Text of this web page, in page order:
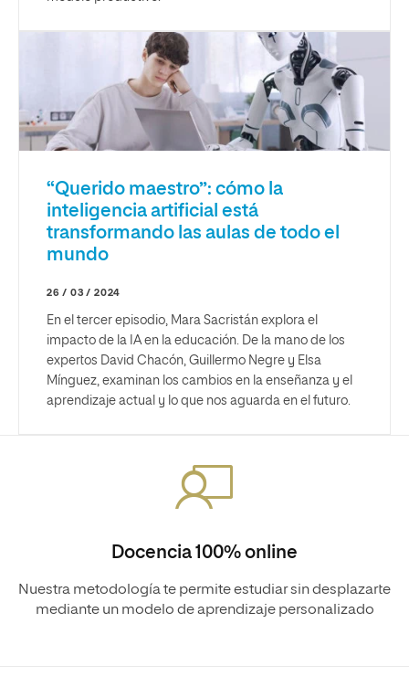
“Querido maestro”: cómo la
inteligencia artificial está
transformando las aulas de todo el
mundo
26 / 03 / 2024
En el tercer episodio, Mara Sacristán explora el
impacto de la IA en la educación. De la mano de los
expertos David Chacón, Guillermo Negre y Elsa
Mínguez, examinan los cambios en la enseñanza y el
aprendizaje actual y lo que nos aguarda en el futuro.
Docencia 100% online
Nuestra metodología te permite estudiar sin desplazarte
mediante un modelo de aprendizaje personalizado